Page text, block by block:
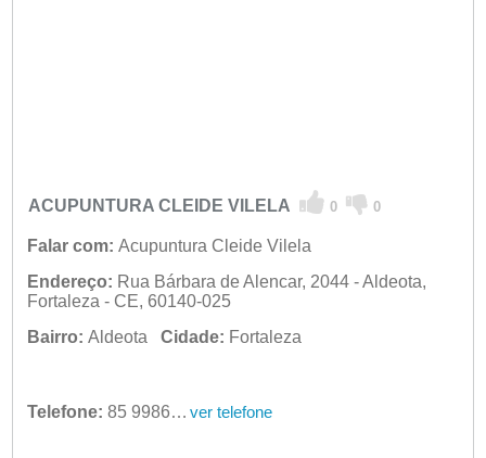
ACUPUNTURA CLEIDE VILELA 0 0
Falar com: Acupuntura Cleide Vilela
Endereço: Rua Bárbara de Alencar, 2044 - Aldeota,
Fortaleza - CE, 60140-025
Bairro: Aldeota Cidade: Fortaleza
Telefone: 85 99869-2926 ver telefone